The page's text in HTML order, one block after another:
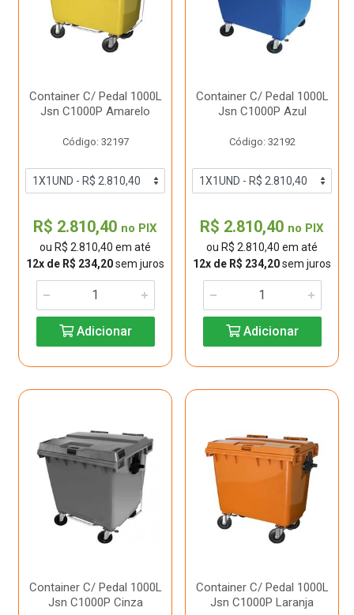
Container C/ Pedal 1000L
Jsn C1000P Amarelo
Código: 32197
R$ 2.810,40 no PIX
ou R$ 2.810,40 em até
12x de R$ 234,20sem juros
Adicionar
Container C/ Pedal 1000L
Jsn C1000P Azul
Código: 32192
R$ 2.810,40 no PIX
ou R$ 2.810,40 em até
12x de R$ 234,20sem juros
Adicionar
Container C/ Pedal 1000L
Jsn C1000P Cinza
Container C/ Pedal 1000L
Jsn C1000P Laranja